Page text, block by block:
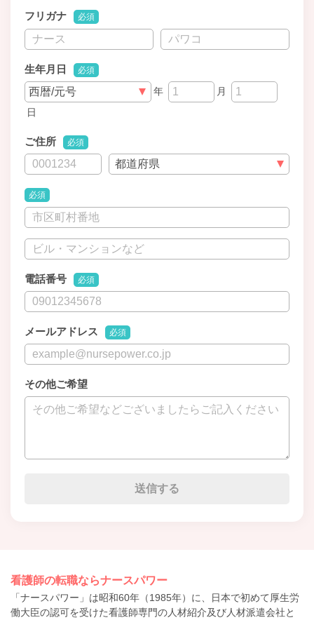
フリガナ 必須
生年月日 必須
年
月
日
ご住所 必須
必須
電話番号 必須
メールアドレス 必須
その他ご希望
看護師の転職ならナースパワー
「ナースパワー」は昭和60年（1985年）に、日本で初めて厚生労
働大臣の認可を受けた看護師専門の人材紹介及び人材派遣会社と